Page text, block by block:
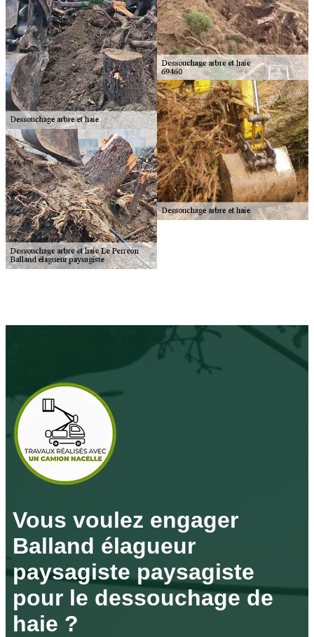
Vous voulez engager
Balland élagueur
paysagiste paysagiste
pour le dessouchage de
haie ?